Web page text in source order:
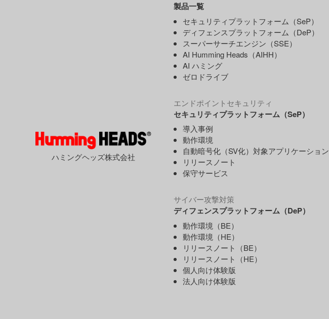
ハミングヘッズ株式会社
製品一覧
セキュリティプラットフォーム（SeP）
ディフェンスプラットフォーム（DeP）
スーパーサーチエンジン（SSE）
AI Humming Heads（AIHH）
AI ハミング
ゼロドライブ
エンドポイントセキュリティ
セキュリティプラットフォーム（SeP）
導入事例
動作環境
自動暗号化（SV化）対象アプリケーション
リリースノート
保守サービス
サイバー攻撃対策
ディフェンスプラットフォーム（DeP）
動作環境（BE）
動作環境（HE）
リリースノート（BE）
リリースノート（HE）
個人向け体験版
法人向け体験版